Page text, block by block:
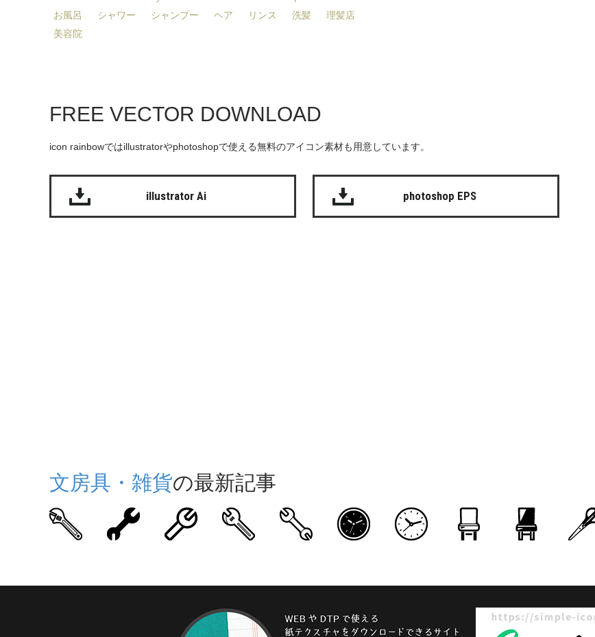
お風呂
シャワー シャンプー ヘア リンス 洗髪
理髪店
美容院
FREE VECTOR DOWNLOAD
icon rainbowではillustratorやphotoshopで使える無料のアイコン素材も用意しています。
illustrator Ai photoshop EPS
文房具・雑貨の最新記事